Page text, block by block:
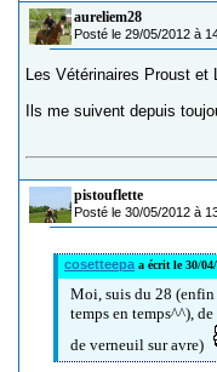
aureliem28
Posté le 29/05/2012 à
Les Vétérinaires Proust et
Ils me suivent depuis
pistouflette
Posté le 30/05/2012 à
cosetteepa a écrit le 30/
Moi, suis du 28 (enfin
temps en temps^^),
de verneuil sur avre)